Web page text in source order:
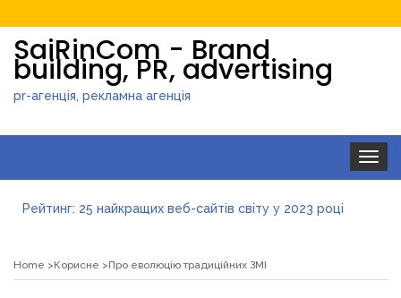
SaiRinCom - Brand
building, PR, advertising
pr-агенція, рекламна агенція
Toggle
Рейтинг: 25 найкращих веб-сайтів світу у 2023 році
Візуалізація зростаючого домінування ChatGPT
Home Корисне Про еволюцію традиційних ЗМІ